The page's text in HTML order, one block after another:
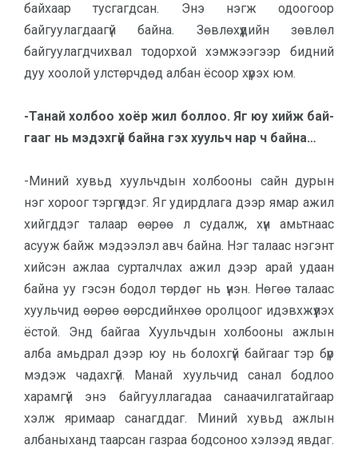
байхаар тусгагдсан. Энэ нэгж одоогоор
байгуулагдаагүй байна. Зөвлөхүүдийн зөвлөл
байгуулагдчихвал тодорхой хэмжээгээр бидний
дуу хоолой улстөрчдөд албан ёсоор хүрэх юм.
-Танай холбоо хоёр жил боллоо. Яг юу хийж бай-
гааг нь мэдэхгүй байна гэх хуульч нар ч байна…
-Миний хувьд хуульчдын холбооны сайн дурын
нэг хороог тэргүүлдэг. Яг удирдлага дээр ямар ажил
хийгддэг талаар өөрөө л судалж, хүн амьтнаас
асууж байж мэдээлэл авч байна. Нэг талаас нэгэнт
хийсэн ажлаа сурталчлах ажил дээр арай удаан
байна уу гэсэн бодол төрдөг нь үнэн. Нөгөө талаас
хуульчид өөрөө өөрсдийнхөө оролцоог идэвхжүүлэх
ёстой. Энд байгаа Хуульчдын холбооны ажлын
алба амьдрал дээр юу нь болохгүй байгааг тэр бүр
мэдэж чадахгүй. Манай хуульчид санал бодлоо
харамгүй энэ байгууллагадаа санаачилгатайгаар
хэлж яримаар санагддаг. Миний хувьд ажлын
албаныханд таарсан газраа бодсоноо хэлээд явдаг.